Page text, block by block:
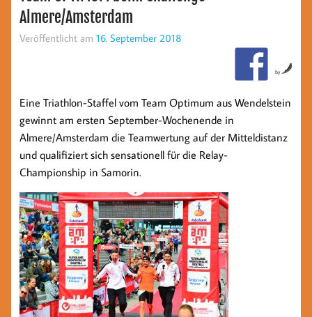
Almere/Amsterdam
Veröffentlicht am 16. September 2018
by
Eine Triathlon-Staffel vom Team Optimum aus Wendelstein
gewinnt am ersten September-Wochenende in
Almere/Amsterdam die Teamwertung auf der Mitteldistanz
und qualifiziert sich sensationell für die Relay-
Championship in Samorin.